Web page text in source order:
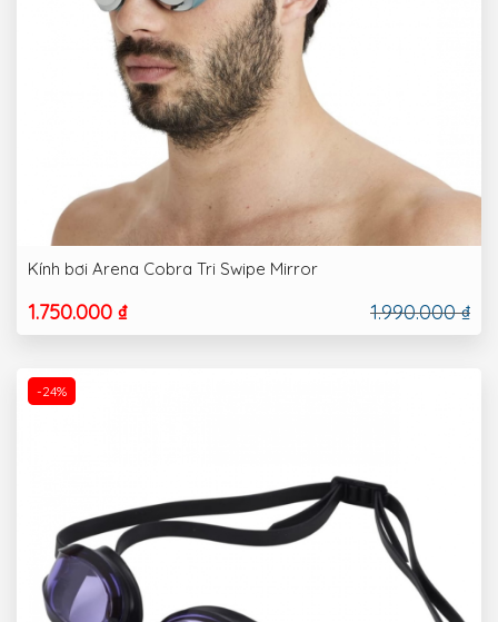
Kính bơi Arena Cobra Tri Swipe Mirror
1.750.000 ₫ 1.990.000 ₫
-24%